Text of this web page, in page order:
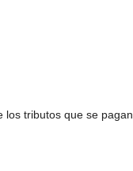
los tributos que se pagan